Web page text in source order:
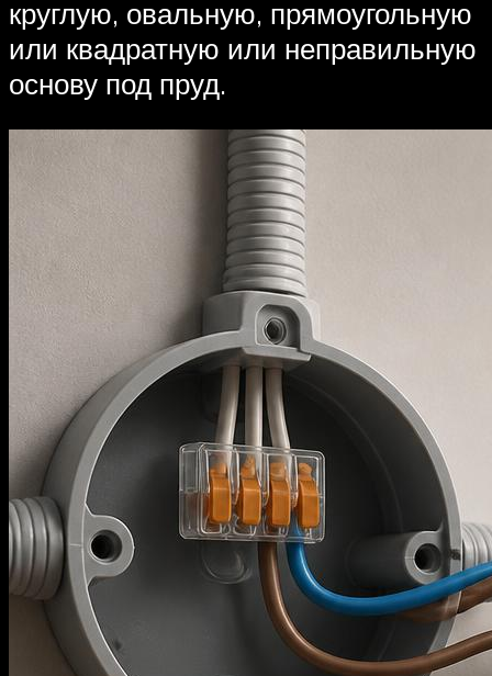
круглую, овальную, прямоугольную
или квадратную или неправильную
основу под пруд.